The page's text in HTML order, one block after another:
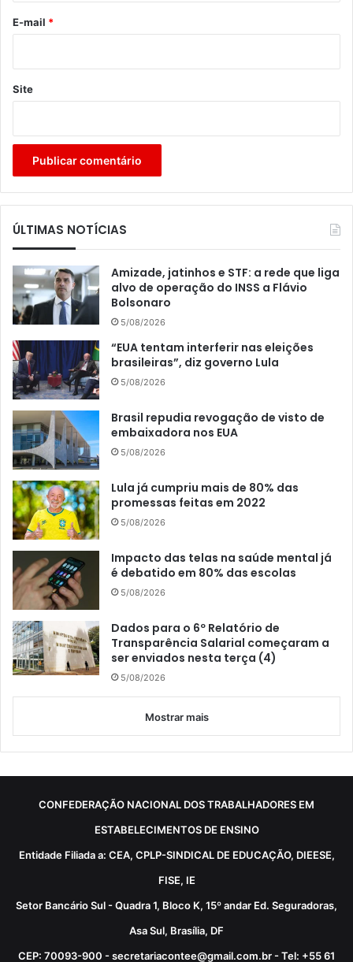
*
E-mail *
Site
ÚLTIMAS NOTÍCIAS
Amizade, jatinhos e STF: a rede que liga
alvo de operação do INSS a Flávio
Bolsonaro
5/08/2026
“EUA tentam interferir nas eleições
brasileiras”, diz governo Lula
5/08/2026
Brasil repudia revogação de visto de
embaixadora nos EUA
5/08/2026
Lula já cumpriu mais de 80% das
promessas feitas em 2022
5/08/2026
Impacto das telas na saúde mental já
é debatido em 80% das escolas
5/08/2026
Dados para o 6º Relatório de
Transparência Salarial começaram a
ser enviados nesta terça (4)
5/08/2026
Mostrar mais
CONFEDERAÇÃO NACIONAL DOS TRABALHADORES EM
ESTABELECIMENTOS DE ENSINO
Entidade Filiada a: CEA, CPLP-SINDICAL DE EDUCAÇÃO, DIEESE,
FISE, IE
Setor Bancário Sul - Quadra 1, Bloco K, 15º andar Ed. Seguradoras,
Asa Sul, Brasília, DF
CEP: 70093-900 - secretariacontee@gmail.com.br - Tel: +55 61